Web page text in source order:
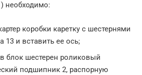
необходимо:
коробки каретку с шестернями
13 и вставить ее ось;
блок шестерен роликовый
подшипник 2, распорную